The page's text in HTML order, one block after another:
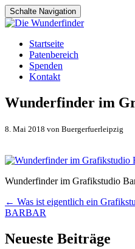
Schalte Navigation
Zum
Inhalt
springen
Startseite
Patenbereich
Spenden
Kontakt
Wunderfinder im
8. Mai 2018 von Buergerfuerleipzig
Wunderfinder im Grafikstudio
Artikel-
Navigation
← Was ist eigentlich ein
BARBAR
Neueste Beiträge